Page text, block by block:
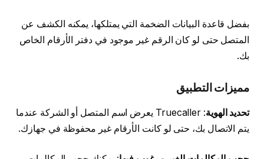
بفضل قاعدة البيانات الضخمة التي يمتلكها، يمكنه الكشف عن
المتصل حتى لو كان الرقم غير موجود في دفتر الأرقام الخاص
بك.
مميزات التطبيق
تحديد الهوية
: Truecaller يعرض اسم المتصل أو الشركة عندما
يتم الاتصال بك، حتى لو كانت الأرقام غير محفوظة في جهازك.